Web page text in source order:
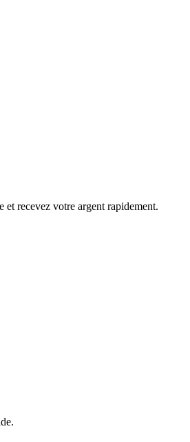
et recevez votre argent rapidement.